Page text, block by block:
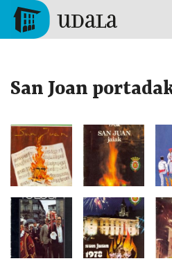
Pasar al contenido principal
San Joan